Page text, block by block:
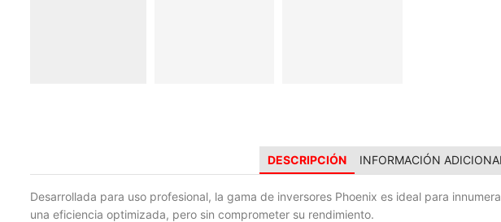
DESCRIPCIÓN INFORMACIÓN ADICIONAL
Desarrollada para uso profesional, la gama de inversores Phoenix es ideal para
una eficiencia optimizada, pero sin comprometer su rendimiento.